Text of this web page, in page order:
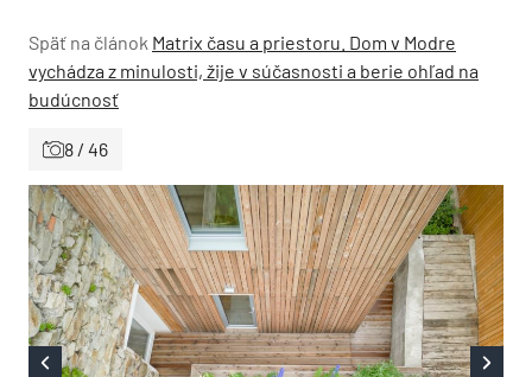
Späť na článok Matrix času a priestoru. Dom v Modre
vychádza z minulosti, žije v súčasnosti a berie ohľad na
budúcnosť
8 / 46